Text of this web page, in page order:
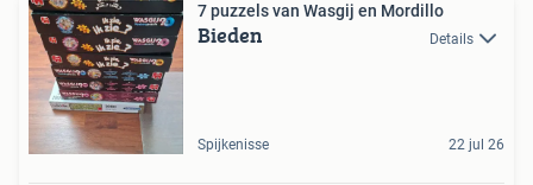
7 puzzels van Wasgij en Mordillo
Bieden Details
Spijkenisse 22 jul 26